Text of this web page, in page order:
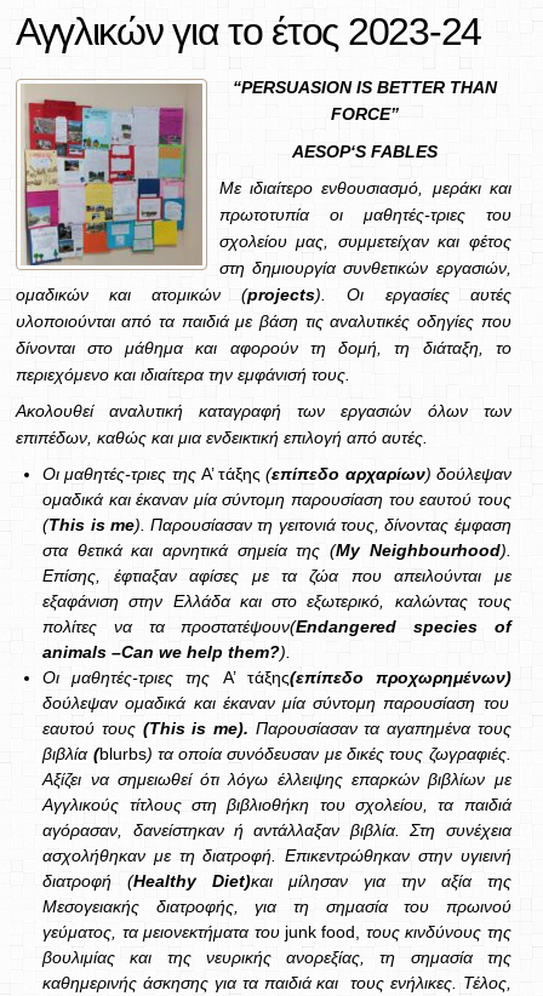
Αγγλικών για το έτος 2023-24
“PERSUASION IS BETTER THAN
FORCE”
AESOP‘S FABLES
Με ιδιαίτερο ενθουσιασμό, μεράκι και
πρωτοτυπία οι μαθητές-τριες του
σχολείου μας, συμμετείχαν και φέτος
στη δημιουργία συνθετικών εργασιών,
ομαδικών και ατομικών (projects). Οι εργασίες αυτές
υλοποιούνται από τα παιδιά με βάση τις αναλυτικές οδηγίες που
δίνονται στο μάθημα και αφορούν τη δομή, τη διάταξη, το
περιεχόμενο και ιδιαίτερα την εμφάνισή τους.
Ακολουθεί αναλυτική καταγραφή των εργασιών όλων των
επιπέδων, καθώς και μια ενδεικτική επιλογή από αυτές.
Οι μαθητές-τριες της A’ τάξης(επίπεδο αρχαρίων) δούλεψαν
ομαδικά και έκαναν μία σύντομη παρουσίαση του εαυτού τους
(This is me). Παρουσίασαν τη γειτονιά τους, δίνοντας έμφαση
στα θετικά και αρνητικά σημεία της (My Neighbourhood).
Επίσης, έφτιαξαν αφίσες με τα ζώα που απειλούνται με
εξαφάνιση στην Ελλάδα και στο εξωτερικό, καλώντας τους
πολίτες να τα προστατέψουν(Endangered species
of
animals –Can we help them?).
Οι μαθητές-τριες της A’ τάξης(επίπεδο προχωρημένων)
δούλεψαν ομαδικά και έκαναν μία σύντομη παρουσίαση του
εαυτού τους (This is me). Παρουσίασαν τα αγαπημένα τους
βιβλία (blurbs) τα οποία συνόδευσαν με δικές τους ζωγραφιές.
Αξίζει να σημειωθεί ότι λόγω έλλειψης επαρκών βιβλίων με
Αγγλικούς τίτλους στη βιβλιοθήκη του σχολείου, τα παιδιά
αγόρασαν, δανείστηκαν ή αντάλλαξαν βιβλία. Στη συνέχεια
ασχολήθηκαν με τη διατροφή. Επικεντρώθηκαν στην υγιεινή
διατροφή (Healthy Diet)και μίλησαν για την αξία της
Μεσογειακής διατροφής, για τη σημασία του πρωινού
γεύματος, τα μειονεκτήματα του junk food, τους κινδύνους της
βουλιμίας και της νευρικής ανορεξίας, τη σημασία της
καθημερινής άσκησης για τα παιδιά και τους ενήλικες. Τέλος,